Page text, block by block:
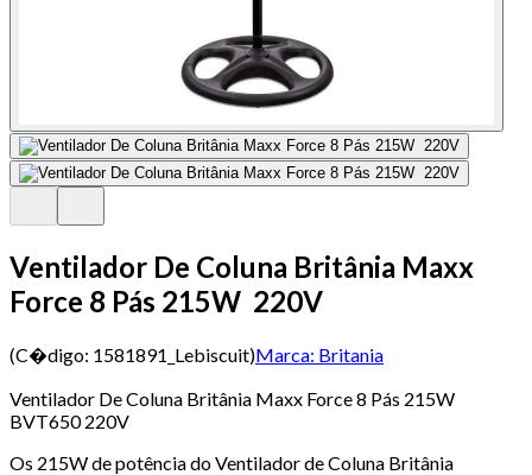
Ventilador De Coluna Britânia Maxx
Force 8 Pás 215W 220V
(C�digo: 1581891_Lebiscuit)Marca: Britania
Ventilador De Coluna Britânia Maxx Force 8 Pás 215W
BVT650 220V
Os 215W de potência do Ventilador de Coluna Britânia